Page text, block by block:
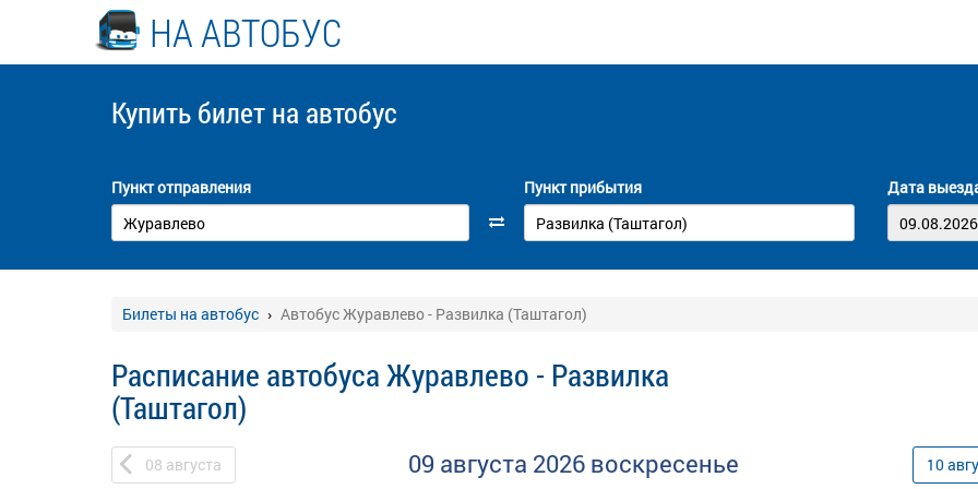
НА АВТОБУС
Купить билет на автобус
Пункт отправления Пункт прибытия Дата
Билеты на автобус Автобус Журавлево - Развилка (Таштагол)
Расписание автобуса Журавлево - Развилка
(Таштагол)
08 августа 09 августа 2026 воскресенье 10